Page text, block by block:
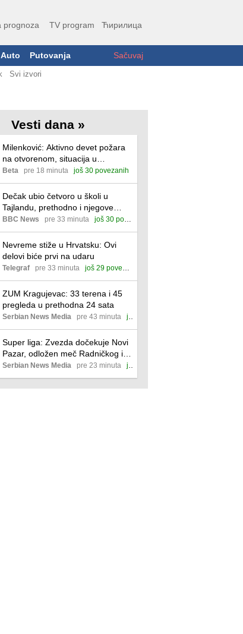
prognoza TV program Ћирилица
Auto Putovanja Sačuvaj
Svi izvori
Vesti dana »
Milenković: Aktivno devet požara
na otvorenom, situacija u
Deliblatskoj peščari povoljnija
Beta pre 18 minuta još 30 povezanih
Dečak ubio četvoro u školi u
Tajlandu, prethodno i njegove
babu i dedu
BBC News pre 33 minuta još 30 povezanih
Nevreme stiže u Hrvatsku: Ovi
delovi biće prvi na udaru
Telegraf pre 33 minuta još 29 povezanih
ZUM Kragujevac: 33 terena i 45
pregleda u prethodna 24 sata
Serbian News Media pre 43 minuta još 14 povezanih
Super liga: Zvezda dočekuje Novi
Pazar, odložen meč Radničkog iz
Niša i Partizana
Serbian News Media pre 23 minuta još 19 povezanih